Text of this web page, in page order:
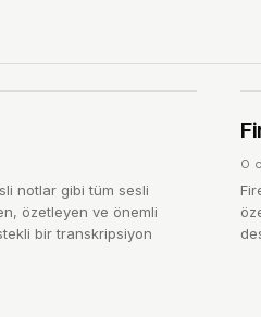
notlar gibi tüm sesli
özetleyen ve önemli
bir transkripsiyon
0